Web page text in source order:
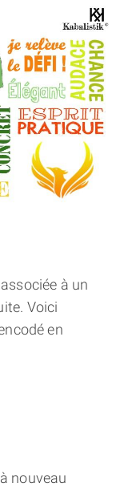
à un
Voici
en
nouveau
»